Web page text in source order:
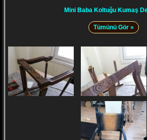
Mini Baba Koltuğu Kumaş
Tümünü Gör »